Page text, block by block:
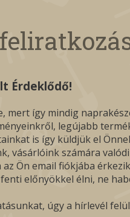
Érdeklődő!
mert így mindig
legújabb
is így küldjük el
vásárlóink számára
Ön email fiókjába
előnyökkel élni, ne
úgy a hírlevél